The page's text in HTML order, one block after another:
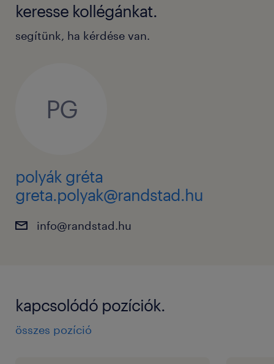
keresse kollégánkat.
segítünk, ha kérdése van.
PG
polyák gréta
greta.polyak@randstad.hu
info@randstad.hu
kapcsolódó pozíciók.
összes pozíció